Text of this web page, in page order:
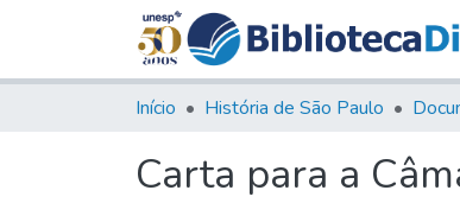
Início História de São Paulo
Carta para a